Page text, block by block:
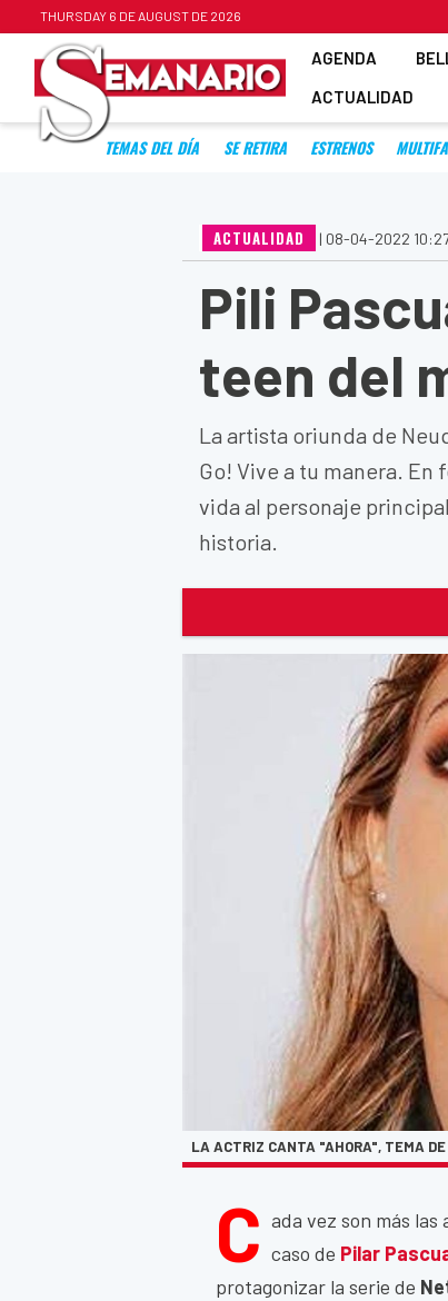
THURSDAY 6 DE AUGUST DE 2026
AGENDA
ACTUALIDAD
TEMAS DEL DÍA SE RETIRA ESTRENOS
ACTUALIDAD | 08-04-2022
Pili
teen del
La artista oriunda de
Go! Vive a tu manera.
vida al personaje
historia.
LA ACTRIZ CANTA "AHORA", TEMA
C ada vez son más
caso de Pilar
protagonizar la serie de